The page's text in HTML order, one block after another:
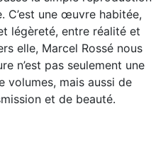
C’est une œuvre habitée,
légèreté, entre réalité et
elle, Marcel Rossé nous
n’est pas seulement une
volumes, mais aussi de
et de beauté.